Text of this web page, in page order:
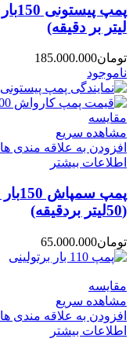
لیتر بر دقیقه)
تومان185.000.000
ناموجود
مقایسه
مشاهده سریع
افزودن به علاقه مندی ها
اطلاعات بیشتر
(50لیتر بردقیقه)
تومان65.000.000
مقایسه
مشاهده سریع
افزودن به علاقه مندی ها
اطلاعات بیشتر